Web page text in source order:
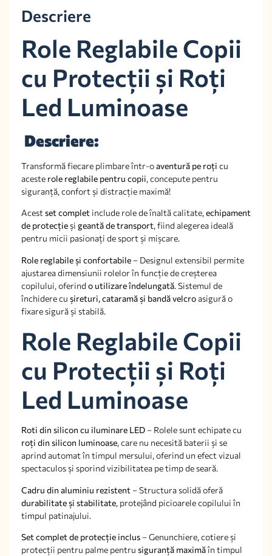
Descriere
Role Reglabile Copii
cu Protecții și Roți
Led Luminoase
Descriere:
Transformă fiecare plimbare într-oaventură pe roți cu
aceste role reglabile pentru copii, concepute pentru
siguranță, confort și distracție maximă!
Acestset complet include role de înaltă calitate,echipament
de protecție și geantă de transport, fiind alegerea ideală
pentru micii pasionați de sport și mișcare.
Role reglabile și confortabile – Designul extensibil permite
ajustarea dimensiunii rolelor în funcție de creșterea
copilului, oferind o utilizare îndelungată. Sistemul de
închidere cu șireturi, cataramă și bandă velcroasigură o
fixare sigură și stabilă.
Role Reglabile Copii
cu Protecții și Roți
Led Luminoase
Roti din silicon cu iluminare LED – Rolele sunt echipate cu
roți din silicon luminoase, care nu necesită baterii și se
aprind automat în timpul mersului, oferind un efect vizual
spectaculos și sporind vizibilitatea pe timp de seară.
Cadru din aluminiu rezistent – Structura solidă oferă
durabilitate și stabilitate, protejând picioarele copilului în
timpul patinajului.
Set complet de protecție inclus – Genunchiere, cotiere și
protecții pentru palme pentru siguranță maximăîn timpul